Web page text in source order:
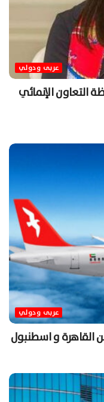
عربى ودولي
محفظة التعاون الإنمائي
عربى ودولي
القاهرة و اسطنبول